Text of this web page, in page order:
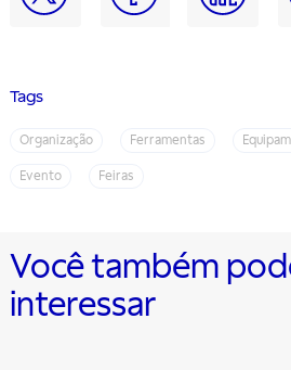
Tags
Organização Ferramentas
Evento Feiras
Você também
interessar